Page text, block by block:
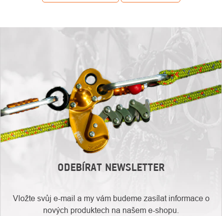
ODEBÍRAT NEWSLETTER
Vložte svůj e-mail a my vám budeme zasílat informace o
nových produktech na našem e-shopu.